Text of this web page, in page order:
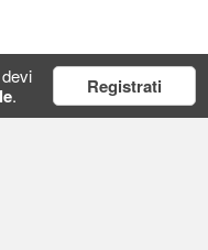
. Registrati